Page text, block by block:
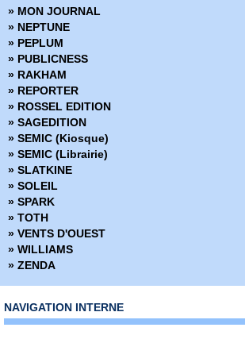
» The Infinite Loop
» The Old Guard
» The Shaolin Cowboy
» The Wicked + The Divine
» The X-Files
» The X-Files Archives
» Violent Love
» Wayward
» Wild Blue Yonder
» Winnebago Graveyard
» Wolf-man
» Wraithborn
» MON JOURNAL
» NEPTUNE
» PEPLUM
» PUBLICNESS
» RAKHAM
» REPORTER
» ROSSEL EDITION
» SAGEDITION
» SEMIC (Kiosque)
» SEMIC (Librairie)
» SLATKINE
» SOLEIL
» SPARK
» TOTH
» VENTS D'OUEST
» WILLIAMS
» ZENDA
NAVIGATION INTERNE